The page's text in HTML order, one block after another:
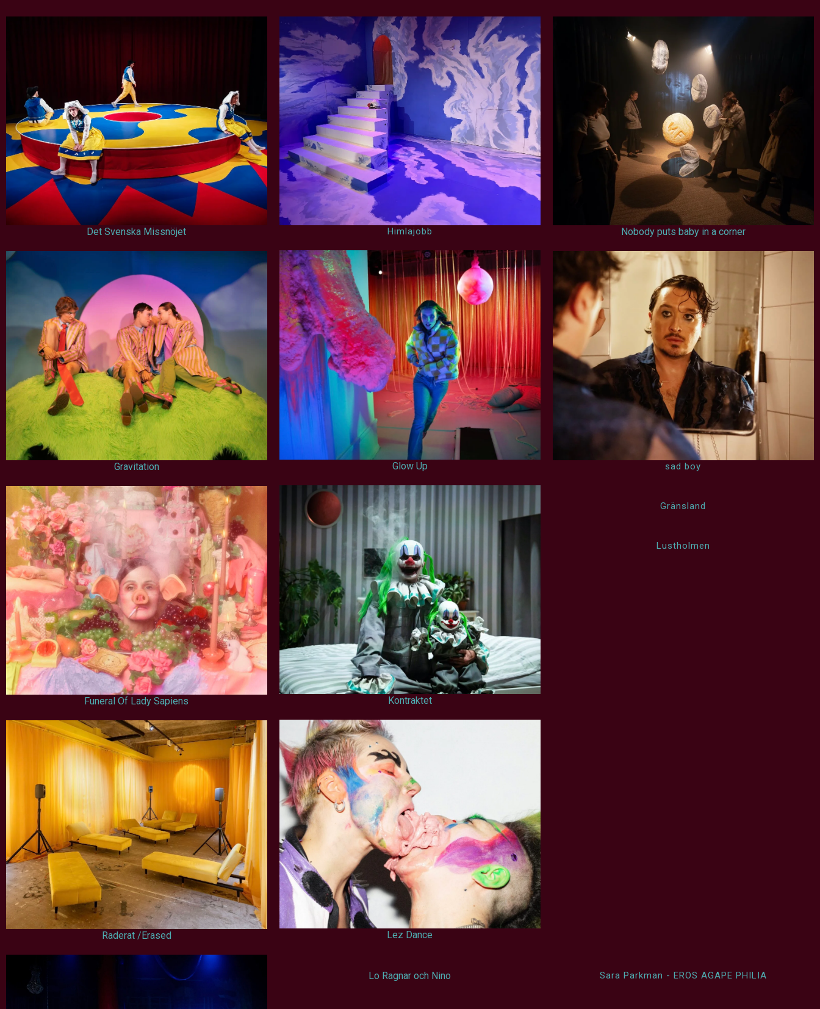
Det Svenska Missnöjet
Gravitation
Funeral Of Lady Sapiens
Raderat /Erased
Himlajobb
Glow Up
Kontraktet
Lez Dance
Nobody puts baby in a corner
sad boy
Gränsland
Lustholmen
Lo Ragnar och Nino Sara Parkman - EROS AGAPE PHILIA